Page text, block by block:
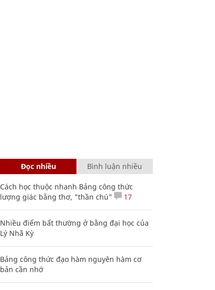
Đọc nhiều Bình luận nhiều
Cách học thuộc nhanh Bảng công thức
lượng giác bằng thơ, "thần chú"
17
Nhiều điểm bất thường ở bằng đại học của
Lý Nhã Kỳ
Bảng công thức đạo hàm nguyên hàm cơ
bản cần nhớ